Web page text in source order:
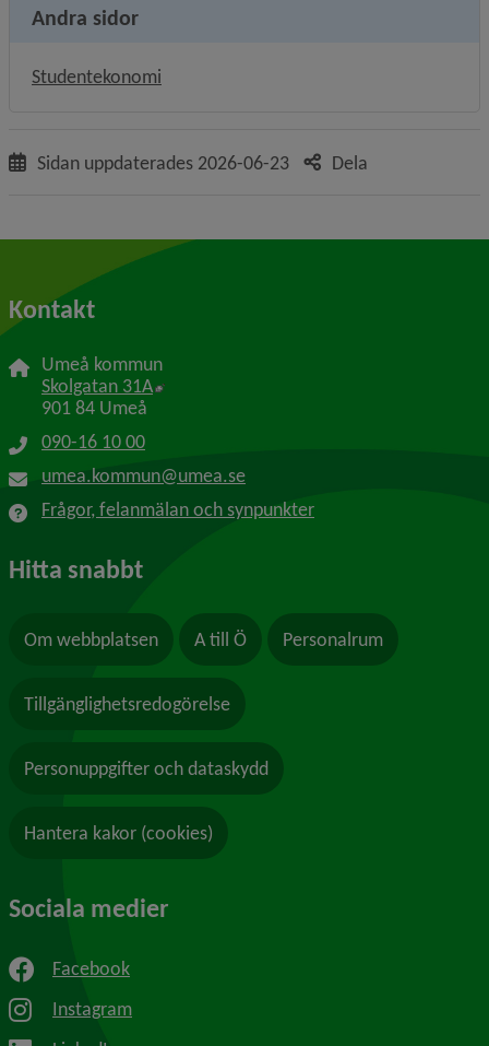
Andra sidor
Studentekonomi
Sidan uppdaterades 2026-06-23 Dela
Kontakt
Umeå kommun
Skolgatan 31A Länk till annan webbplats, öppnas i nytt
901 84 Umeå
090-16 10 00
umea.kommun@umea.se
Frågor, felanmälan och synpunkter
Hitta snabbt
Om webbplatsen A till Ö Personalrum
Tillgänglighetsredogörelse
Personuppgifter och dataskydd
Hantera kakor (cookies)
Sociala medier
Facebook
Instagram